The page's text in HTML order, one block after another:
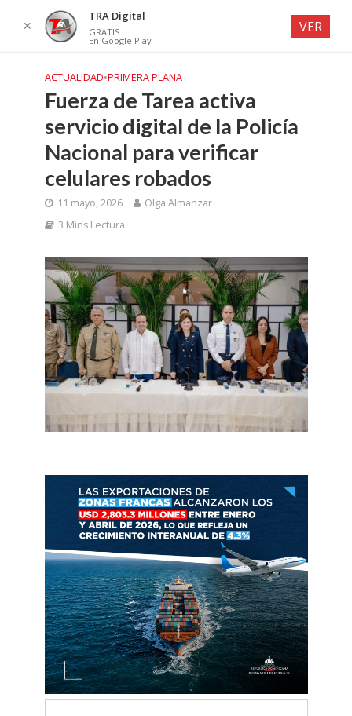
ACTUALIDAD•PRIMERA PLANA
Fuerza de Tarea activa
servicio digital de la Policía
Nacional para verificar
celulares robados
11 mayo, 2026
Olga Almanzar
3 Mins Lectura
✕
TRA Digital
GRATIS
En Google Play
VER